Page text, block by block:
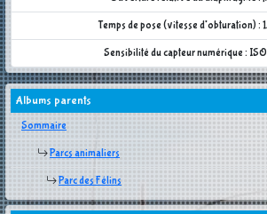
Temps de pose (vitesse d'obturation) :
Sensibilité du capteur numérique :
Albums parents
Sommaire
Parcs animaliers
Parc des Félins